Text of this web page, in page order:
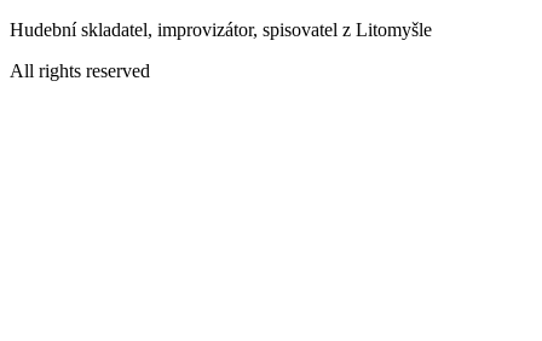
Přejít
obsahu
Hudební skladatel, improvizátor, spisovatel z Litomyšle
All rights reserved